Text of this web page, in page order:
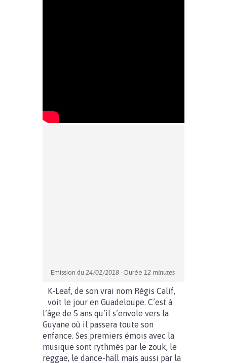
Emission du 24/02/2018 - Durée 12 minutes
K-Leaf, de son vrai nom Régis Calif,
voit le jour en Guadeloupe. C’est à
l’âge de 5 ans qu’il s’envole vers la
Guyane où il passera toute son
enfance. Ses premiers émois avec la
musique sont rythmés par le zouk, le
reggae, le dance-hall mais aussi par la